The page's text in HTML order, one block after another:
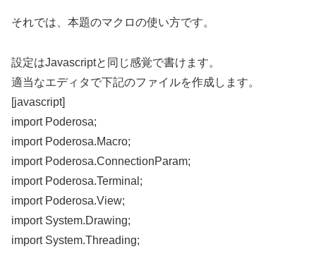
それでは、本題のマクロの使い方です。
設定はJavascriptと同じ感覚で書けます。
適当なエディタで下記のファイルを作成します。
[javascript]
import Poderosa;
import Poderosa.Macro;
import Poderosa.ConnectionParam;
import Poderosa.Terminal;
import Poderosa.View;
import System.Drawing;
import System.Threading;